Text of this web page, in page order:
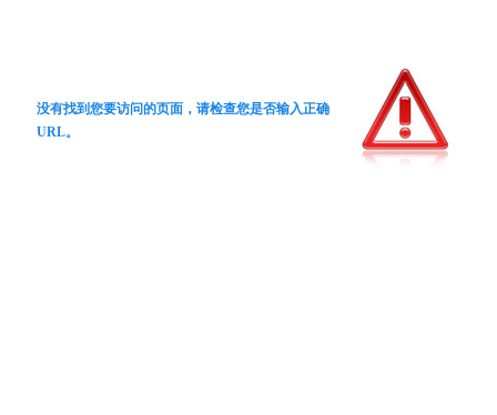
没有找到您要访问的页面，请检查您是否输入正确
URL。